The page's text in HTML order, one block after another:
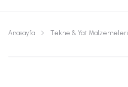
Anasayfa Tekne & Yat Malzemeleri